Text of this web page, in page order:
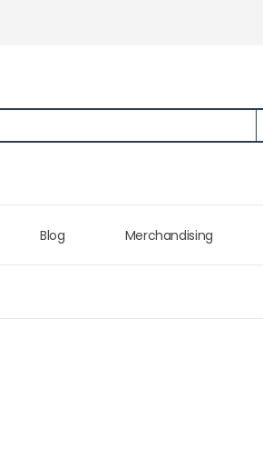
Blog Merchandising